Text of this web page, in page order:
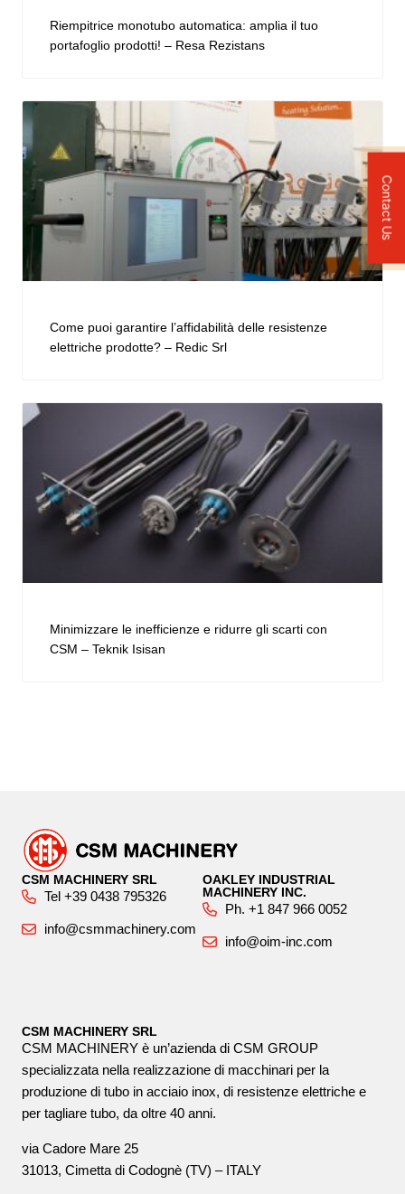
Riempitrice monotubo automatica: amplia il tuo
portafoglio prodotti! – Resa Rezistans
Come puoi garantire l’affidabilità delle resistenze
elettriche prodotte? – Redic Srl
Minimizzare le inefficienze e ridurre gli scarti con
CSM – Teknik Isisan
CSM MACHINERY SRL
Tel +39 0438 795326
info@csmmachinery.com
OAKLEY INDUSTRIAL
MACHINERY INC.
Ph. +1 847 966 0052
info@oim-inc.com
CSM MACHINERY SRL
CSM MACHINERY è un’azienda di CSM GROUP
specializzata nella realizzazione di macchinari per la
produzione di tubo in acciaio inox, di resistenze elettriche e
per tagliare tubo, da oltre 40 anni.
via Cadore Mare 25
31013, Cimetta di Codognè (TV) – ITALY
Contact Us